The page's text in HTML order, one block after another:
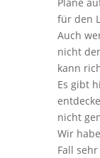
Plane
für den
Auch
nicht
kann
Es gibt
nicht
Wir
Fall